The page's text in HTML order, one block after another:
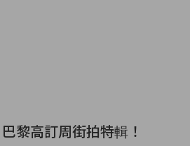
黎高訂周街拍特輯！